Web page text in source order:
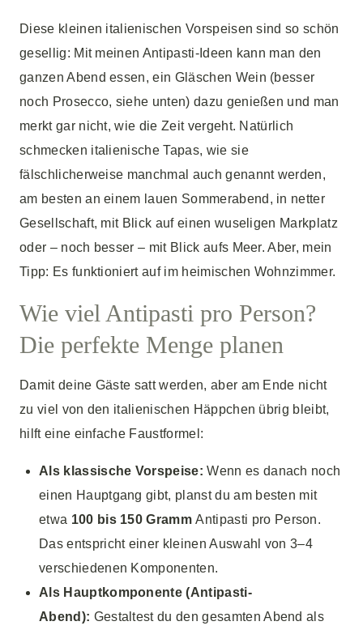
Diese kleinen italienischen Vorspeisen sind so schön
gesellig: Mit meinen Antipasti-Ideen kann man den
ganzen Abend essen, ein Gläschen Wein (besser
noch Prosecco, siehe unten) dazu genießen und man
merkt gar nicht, wie die Zeit vergeht. Natürlich
schmecken italienische Tapas, wie sie
fälschlicherweise manchmal auch genannt werden,
am besten an einem lauen Sommerabend, in netter
Gesellschaft, mit Blick auf einen wuseligen Markplatz
oder – noch besser – mit Blick aufs Meer. Aber, mein
Tipp: Es funktioniert auf im heimischen Wohnzimmer.
Wie viel Antipasti pro Person?
Die perfekte Menge planen
Damit deine Gäste satt werden, aber am Ende nicht
zu viel von den italienischen Häppchen übrig bleibt,
hilft eine einfache Faustformel:
Als klassische Vorspeise: Wenn es danach noch
einen Hauptgang gibt, planst du am besten mit
etwa 100 bis 150 Gramm Antipasti pro Person.
Das entspricht einer kleinen Auswahl von 3–4
verschiedenen Komponenten.
Als Hauptkomponente (Antipasti-
Abend): Gestaltest du den gesamten Abend als